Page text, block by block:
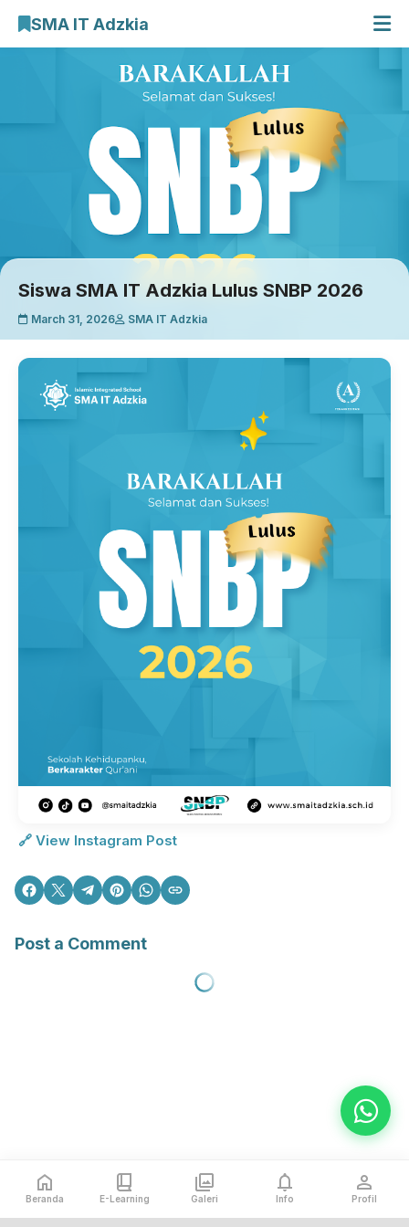
SMA IT Adzkia
E-Learning
Galeri Kegiatan
Siswa SMA IT Adzkia Lulus SNBP 2026
March 31, 2026 SMA IT Adzkia
🔗 View Instagram Post
Post a Comment
Beranda E-Learning Galeri Info Profil